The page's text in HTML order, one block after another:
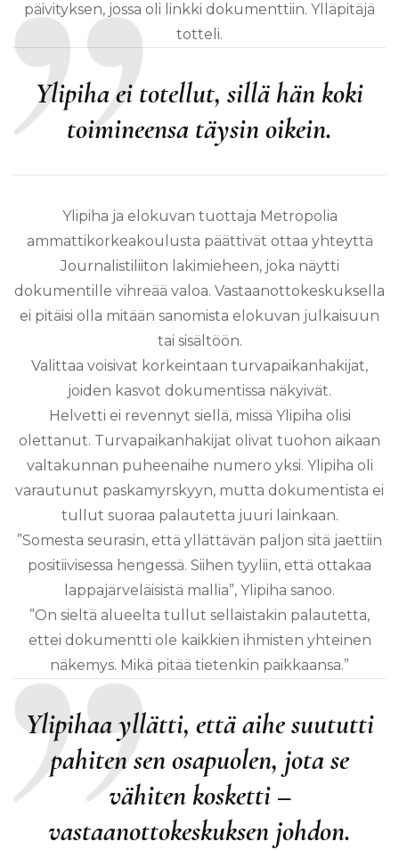
päivityksen, jossa oli linkki dokumenttiin. Ylläpitäjä
totteli.
Ylipiha ei totellut, sillä hän koki
toimineensa täysin oikein.
Ylipiha ja elokuvan tuottaja Metropolia
ammattikorkeakoulusta päättivät ottaa yhteyttä
Journalistiliiton lakimieheen, joka näytti
dokumentille vihreää valoa. Vastaanottokeskuksella
ei pitäisi olla mitään sanomista elokuvan julkaisuun
tai sisältöön.
Valittaa voisivat korkeintaan turvapaikanhakijat,
joiden kasvot dokumentissa näkyivät.
Helvetti ei revennyt siellä, missä Ylipiha olisi
olettanut. Turvapaikanhakijat olivat tuohon aikaan
valtakunnan puheenaihe numero yksi. Ylipiha oli
varautunut paskamyrskyyn, mutta dokumentista ei
tullut suoraa palautetta juuri lainkaan.
”Somesta seurasin, että yllättävän paljon sitä jaettiin
positiivisessa hengessä. Siihen tyyliin, että ottakaa
lappajärveläisistä mallia”, Ylipiha sanoo.
”On sieltä alueelta tullut sellaistakin palautetta,
ettei dokumentti ole kaikkien ihmisten yhteinen
näkemys. Mikä pitää tietenkin paikkaansa.”
Ylipihaa yllätti, että aihe suututti
pahiten sen osapuolen, jota se
vähiten kosketti –
vastaanottokeskuksen johdon.